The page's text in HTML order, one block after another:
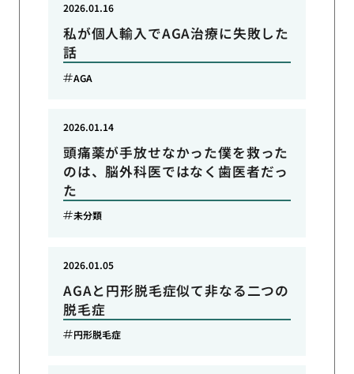
私が個人輸入でAGA治療に失敗した
話
2026.01.16
AGA
頭痛薬が手放せなかった僕を救った
のは、脳外科医ではなく歯医者だっ
た
2026.01.14
未分類
AGAと円形脱毛症似て非なる二つの
脱毛症
2026.01.05
円形脱毛症